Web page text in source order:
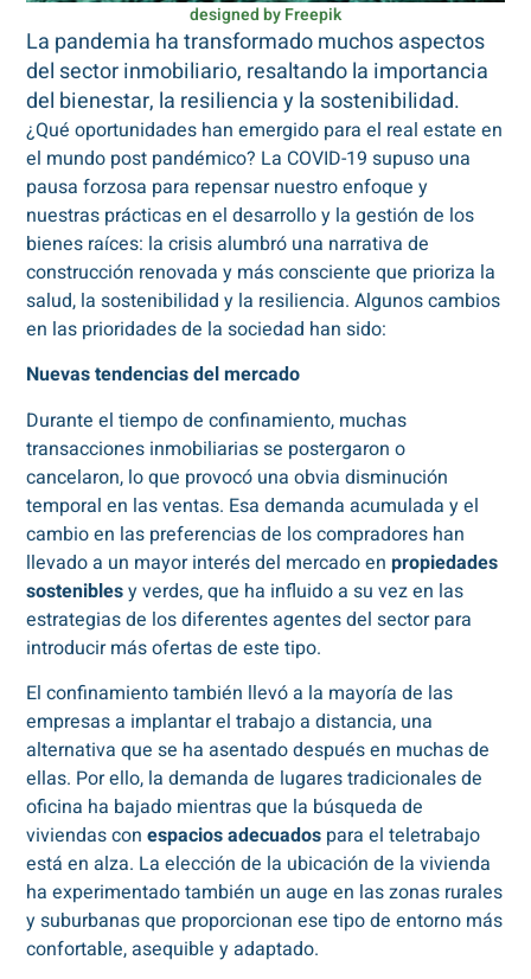
designed by Freepik
La pandemia ha transformado muchos aspectos
del sector inmobiliario, resaltando la importancia
del bienestar, la resiliencia y la sostenibilidad.
¿Qué oportunidades han emergido para el real estate en
el mundo post pandémico? La COVID-19 supuso una
pausa forzosa para repensar nuestro enfoque y
nuestras prácticas en el desarrollo y la gestión de los
bienes raíces: la crisis alumbró una narrativa de
construcción renovada y más consciente que prioriza la
salud, la sostenibilidad y la resiliencia. Algunos cambios
en las prioridades de la sociedad han sido:
Nuevas tendencias del mercado
Durante el tiempo de confinamiento, muchas
transacciones inmobiliarias se postergaron o
cancelaron, lo que provocó una obvia disminución
temporal en las ventas. Esa demanda acumulada y el
cambio en las preferencias de los compradores han
llevado a un mayor interés del mercado enpropiedades
sosteniblesy verdes, que ha influido a su vez en las
estrategias de los diferentes agentes del sector para
introducir más ofertas de este tipo.
El confinamiento también llevó a la mayoría de las
empresas a implantar el trabajo a distancia, una
alternativa que se ha asentado después en muchas de
ellas. Por ello, la demanda de lugares tradicionales de
oficina ha bajado mientras que la búsqueda de
viviendas conespacios adecuados para el teletrabajo
está en alza. La elección de la ubicación de la vivienda
ha experimentado también un auge en las zonas rurales
y suburbanas que proporcionan ese tipo de entorno más
confortable, asequible y adaptado.